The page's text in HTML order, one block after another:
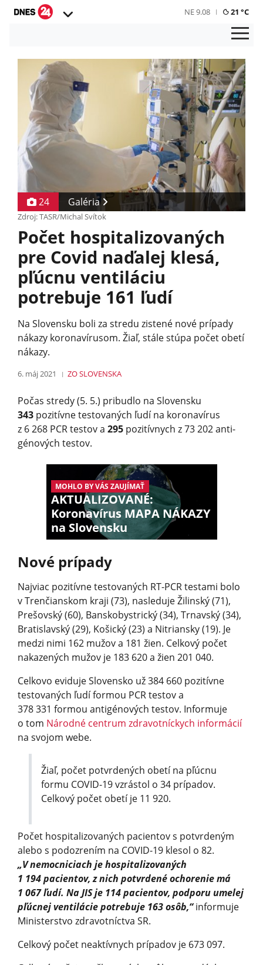
NE 9.08 21 °C
24 Galéria
Zdroj: TASR/Michal Svítok
Počet hospitalizovaných
pre Covid naďalej klesá,
pľúcnu ventiláciu
potrebuje 161 ľudí
Na Slovensku boli za stredu zistené nové prípady
nákazy koronavírusom. Žiaľ, stále stúpa počet obetí
nákazy.
6. máj 2021 ZO SLOVENSKA
Počas stredy (5. 5.) pribudlo na Slovensku
343 pozitívne testovaných ľudí na koronavírus
z 6 268 PCR testov a 295 pozitívnych z 73 202 anti­
génových testov.
MOHLO BY VÁS ZAUJÍMAŤ
AKTUALIZOVANÉ:
Koronavírus MAPA NÁKAZY
na Slovensku
Nové prípady
Najviac pozitívne testovaných RT-PCR testami bolo
v Trenčianskom kraji (73), nasleduje Žilinský (71),
Prešovský (60), Banskobystrický (34), Trnavský (34),
Bratislavský (29), Košický (23) a Nitriansky (19). Je
medzi nimi 162 mužov a 181 žien. Celkový počet
nakazených mužov je 183 620 a žien 201 040.
Celkovo eviduje Slovensko už 384 660 pozitívne
testovaných ľudí formou PCR testov a
378 331 formou antigénových testov. Informuje
o tom Národné centrum zdravotníckych informácií
na svojom webe.
Žiaľ, počet potvrdených obetí na pľúcnu
formu COVID-19 vzrástol o 34 prípadov.
Celkový počet obetí je 11 920.
Počet hospitalizovaných pacientov s potvrdeným
alebo s podozrením na COVID-19 klesol o 82.
„V nemocniciach je hospitalizovaných
1 194 pacientov, z nich potvrdené ochorenie má
1 067 ľudí. Na JIS je 114 pacientov, podporu umelej
pľúcnej ventilácie potrebuje 163 osôb,“informuje
Ministerstvo zdravotníctva SR.
Celkový počet neaktívnych prípadov je 673 097.